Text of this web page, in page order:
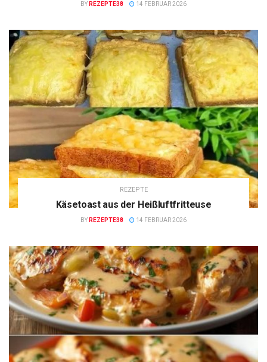
BY REZEPTE38 14 FEBRUAR 2026
REZEPTE
Käsetoast aus der Heißluftfritteuse
BY REZEPTE38 14 FEBRUAR 2026